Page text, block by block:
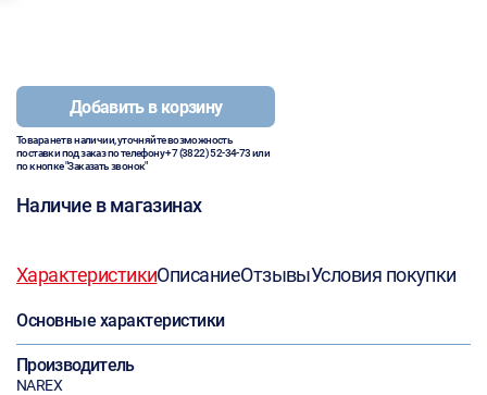
Добавить в корзину
Товара нет в наличии, уточняйте возможность
поставки под заказ по телефону+7 (3822) 52-34-73или
по кнопке "Заказать звонок"
Наличие в магазинах
ХарактеристикиОписаниеОтзывыУсловия покупки
Основные характеристики
Производитель
NAREX